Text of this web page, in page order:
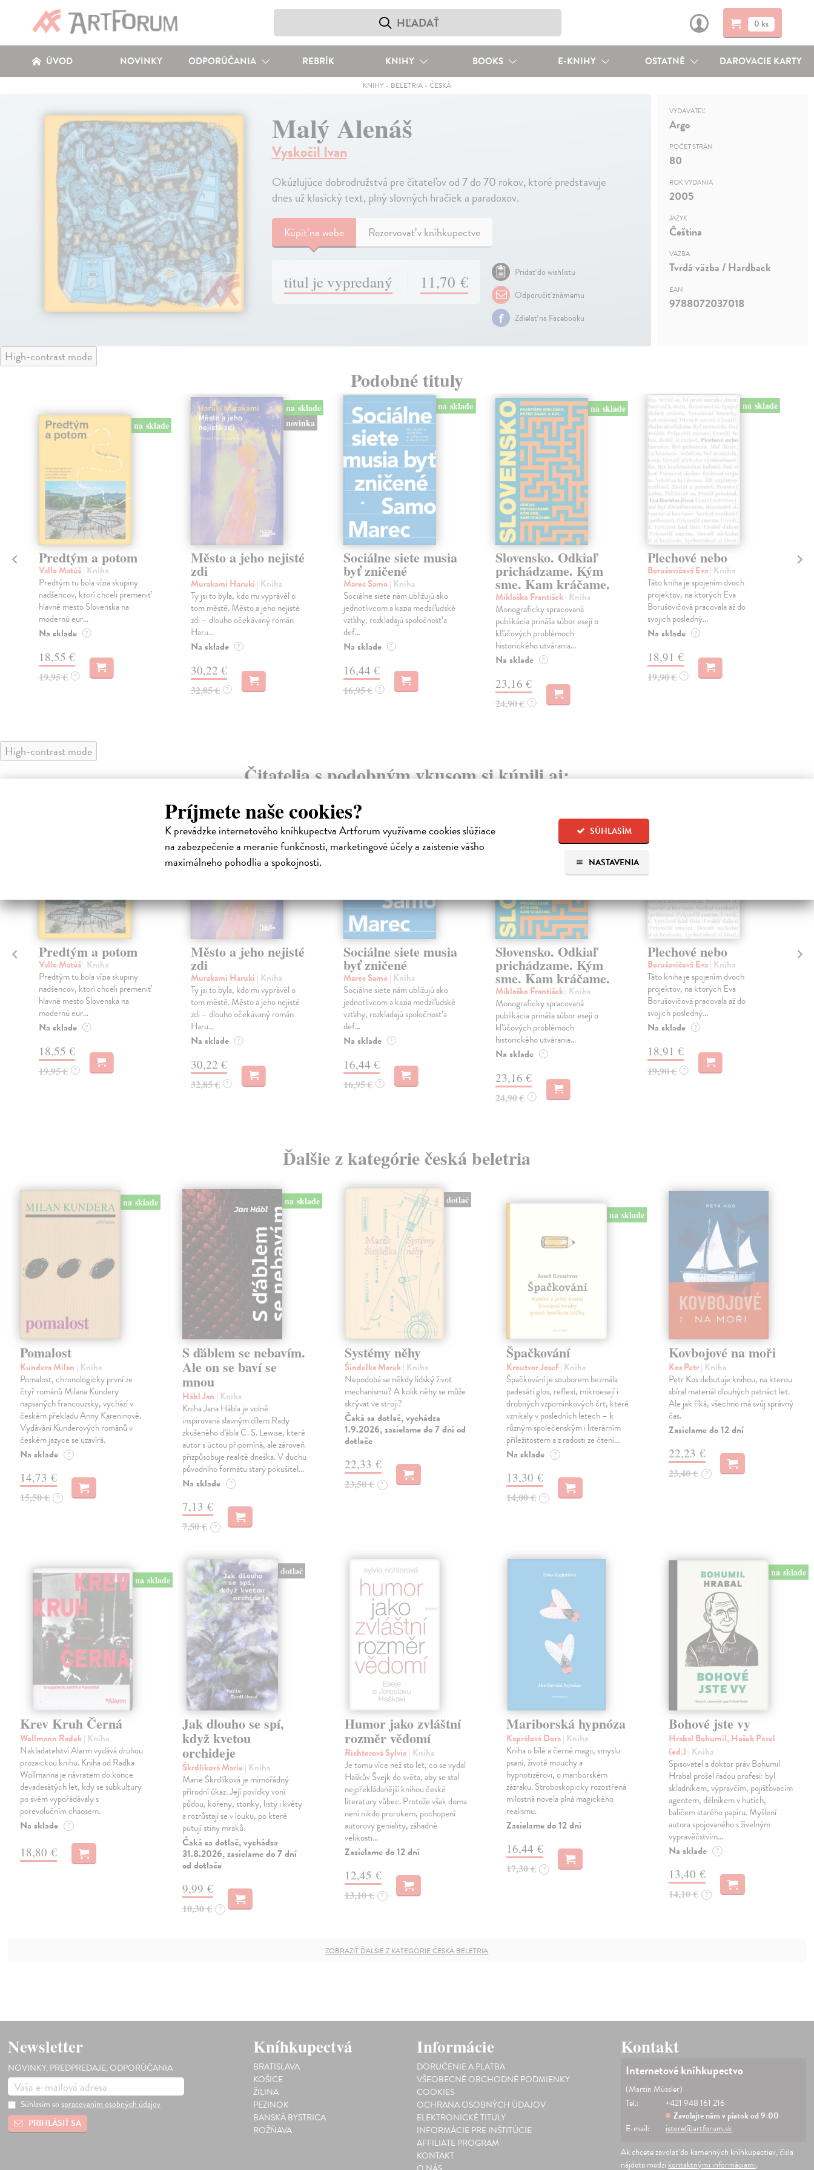
Príjmete naše cookies?
K prevádzke internetového kníhkupectva Artforum využívame cookies slúžiace
na zabezpečenie a meranie funkčnosti, marketingové účely a zaistenie vášho
maximálneho pohodlia a spokojnosti.
SÚHLASÍM
NASTAVENIA
0 ks
ÚVOD NOVINKY ODPORÚČANIA REBRÍK KNIHY BOOKS E-KNIHY OSTATNÉ DAROVACIE KARTY
KNIHY- BELETRIA- ČESKÁ
Malý Alenáš
Vyskočil Ivan
Okúzlujúce dobrodružstvá pre čitateľov od 7 do 70 rokov, ktoré predstavuje
dnes už klasický text, plný slovných hračiek a paradoxov.
Kúpiťna webe Rezervovať v kníhkupectve
titul je vypredaný 11,70 €
Pridať do wishlistu
Odporučiť známemu
Zdielať na Facebooku
VYDAVATEĽ
Argo
POČET STRÁN
80
ROK VYDANIA
2005
JAZYK
Čeština
VÄZBA
Tvrdá väzba / Hardback
EAN
9788072037018
High-contrast mode
Podobné tituly
na sklade
Predtým a potom
Vallo Matúš| Kniha
Predtým tu bola vízia skupiny
nadšencov, ktorí chceli premeniť
hlavné mesto Slovenska na
modernú eur...
Na sklade ?
18,55 €
19,95 € ?
na sklade
novinka
Město a jeho nejisté
zdi
Murakami Haruki | Kniha
Ty jsi to byla, kdo mi vyprávěl o
tom městě. Město a jeho nejisté
zdi – dlouho očekávaný román
Haru...
Na sklade ?
30,22 €
32,85 € ?
na sklade
Sociálne siete musia
byť zničené
Marec Samo| Kniha
Sociálne siete nám ubližujú ako
jednotlivcom a kazia medziľudské
vzťahy, rozkladajú spoločnosť a
def...
Na sklade ?
16,44 €
16,95 € ?
na sklade
Slovensko. Odkiaľ
prichádzame. Kým
sme. Kam kráčame.
Mikloško František| Kniha
Monograficky spracovaná
publikácia prináša súbor esejí o
kľúčových problémoch
historického utvárania...
Na sklade ?
23,16 €
24,90 € ?
na sklade
Plechové nebo
Borušovičová Eva| Kniha
Táto kniha je spojením dvoch
projektov, na ktorých Eva
Borušovičová pracovala až do
svojich posledný...
Na sklade ?
18,91 €
19,90 € ?
High-contrast mode
Čitatelia s podobným vkusom si kúpili aj:
na sklade
Predtým a potom
Vallo Matúš| Kniha
Predtým tu bola vízia skupiny
nadšencov, ktorí chceli premeniť
hlavné mesto Slovenska na
modernú eur...
Na sklade ?
18,55 €
19,95 € ?
na sklade
novinka
Město a jeho nejisté
zdi
Murakami Haruki | Kniha
Ty jsi to byla, kdo mi vyprávěl o
tom městě. Město a jeho nejisté
zdi – dlouho očekávaný román
Haru...
Na sklade ?
30,22 €
32,85 € ?
Sociálne siete musia
byť zničené
Marec Samo| Kniha
Sociálne siete nám ubližujú ako
jednotlivcom a kazia medziľudské
vzťahy, rozkladajú spoločnosť a
def...
Na sklade ?
16,44 €
16,95 € ?
Slovensko. Odkiaľ
prichádzame. Kým
sme. Kam kráčame.
Mikloško František| Kniha
Monograficky spracovaná
publikácia prináša súbor esejí o
kľúčových problémoch
historického utvárania...
Na sklade ?
23,16 €
24,90 € ?
Plechové nebo
Borušovičová Eva| Kniha
Táto kniha je spojením dvoch
projektov, na ktorých Eva
Borušovičová pracovala až do
svojich posledný...
Na sklade ?
18,91 €
19,90 € ?
Ďalšie z kategórie česká beletria
na sklade
Pomalost
Kundera Milan | Kniha
Pomalost, chronologicky první ze
čtyř románů Milana Kundery
napsaných francouzsky, vychází v
českém překladu Anny Kareninové.
Vydávání Kunderových románů v
českém jazyce se uzavírá.
Na sklade ?
14,73 €
15,50 € ?
na sklade
S ďáblem se nebavím.
Ale on se baví se
mnou
Hábl Jan | Kniha
Kniha Jana Hábla je volně
inspirovaná slavným dílem Rady
zkušeného ďábla C. S. Lewise, které
autor s úctou připomíná, ale zároveň
přizpůsobuje realitě dneška. V duchu
původního formátu starý pokušitel…
Na sklade ?
7,13 €
7,50 € ?
dotlač
Systémy něhy
Šindelka Marek| Kniha
Nepodobá se někdy lidský život
mechanismu? A kolik něhy se může
skrývat ve stroji?
Čaká sa dotlač, vychádza
1.9.2026, zasielame do 7 dní od
dotlače
22,33 €
23,50 € ?
na sklade
Špačkování
Kroutvor Josef| Kniha
Špačkování je souborem bezmála
padesáti glos, reflexí, mikroesejí i
drobných vzpomínkových črt, které
vznikaly v posledních letech – k
různým společenským i literárním
příležitostem a z radosti ze čtení…
Na sklade ?
13,30 €
14,00 € ?
Kovbojové na moři
Kos Petr| Kniha
Petr Kos debutuje knihou, na kterou
sbíral materiál dlouhých patnáct let.
Ale jak říká, všechno má svůj správný
čas.
Zasielame do 12 dní
22,23 €
23,40 € ?
na sklade
Krev Kruh Černá
Wollmann Radek| Kniha
Nakladatelství Alarm vydává druhou
prozaickou knihu. Kniha od Radka
Wollmanna je návratem do konce
devadesátých let, kdy se subkultury
po svém vypořádávaly s
porevolučním chaosem.
Na sklade ?
18,80 €
dotlač
Jak dlouho se spí,
když kvetou
orchideje
Škrdlíková Marie | Kniha
Marie Škrdlíková je mimořádný
přírodní úkaz. Její povídky voní
půdou, kořeny, stonky, listy i květy
a rozrůstají se v louku, po které
putují stíny mraků.
Čaká sa dotlač, vychádza
31.8.2026, zasielame do 7 dní
od dotlače
9,99 €
10,30 € ?
Humor jako zvláštní
rozměr vědomí
Richterová Sylvie | Kniha
Je tomu více než sto let, co se vydal
Haškův Švejk do světa, aby se stal
nejpřekládanější knihou české
literatury vůbec. Protože však doma
není nikdo prorokem, pochopení
autorovy geniality, záhadné
velikosti…
Zasielame do 12 dní
12,45 €
13,10 € ?
Mariborská hypnóza
Kaprálová Dora| Kniha
Kniha o bílé a černé magii, smyslu
psaní, životě mouchy a
hypnotizérovi, o mariborském
zázraku. Stroboskopicky rozostřená
milostná novela plná magického
realismu.
Zasielame do 12 dní
16,44 €
17,30 € ?
na sklade
Bohové jste vy
Hrabal Bohumil, Hošek Pavel
(ed.)| Kniha
Spisovatel a doktor práv Bohumil
Hrabal prošel řadou profesí: byl
skladníkem, výpravčím, pojišťovacím
agentem, dělníkem v hutích,
baličem starého papíru. Myšlení
autora spojovaného s živelným
vypravěčstvím…
Na sklade ?
13,40 €
14,10 € ?
ZOBRAZIŤ ĎALŠIE Z KATEGÓRIE ČESKÁ BELETRIA
Newsletter
NOVINKY, PREDPREDAJE, ODPORÚČANIA
Súhlasím sospracovaním osobných údajov
PRIHLÁSIŤ SA
Kníhkupectvá
BRATISLAVA
KOŠICE
ŽILINA
PEZINOK
BANSKÁ BYSTRICA
ROŽŇAVA
Informácie
DORUČENIE A PLATBA
VŠEOBECNÉ OBCHODNÉ PODMIENKY
COOKIES
OCHRANA OSOBNÝCH ÚDAJOV
ELEKTRONICKÉ TITULY
INFORMÁCIE PRE INŠTITÚCIE
AFFILIATE PROGRAM
KONTAKT
Kontakt
Internetové kníhkupectvo
(Martin Müssler)
Tel.:
+421 948 161 216
Zavolajte nám v piatok od 9:00
E-mail:
istore@artforum.sk
Ak chcete zavolať do kamenných kníhkupectiev, čísla
nájdete medzikontaktnými informáciami.